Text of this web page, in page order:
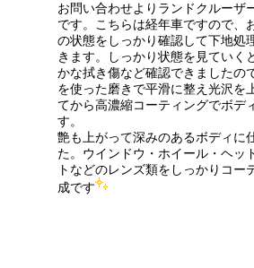
お問い合わせよりランドクルーザ
です。こちらは経年車ですので、
の状態をしっかり確認して下地処
きます。しっかり状態を見ていく
かな拭き傷など確認できましたの
を使った磨きで平滑に整え光沢を
てから高濃縮コーティングでボデ
す。
艶も上がって深みのあるボディに
た。ウインドウ・ホイール・ヘッ
トなどのレンズ類をしっかりコー
成です